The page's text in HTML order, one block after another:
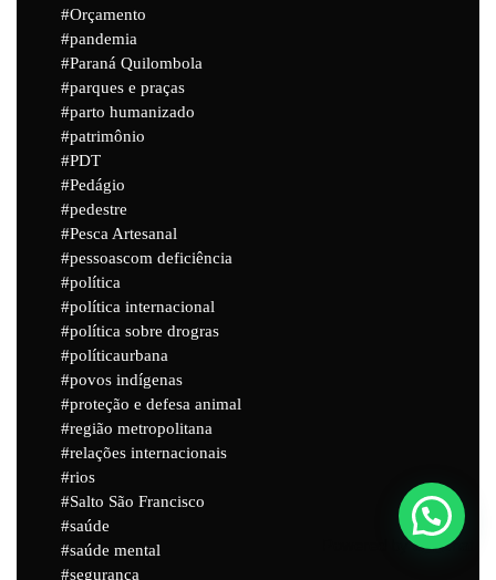
Orçamento
pandemia
Paraná Quilombola
parques e praças
parto humanizado
patrimônio
PDT
Pedágio
pedestre
Pesca Artesanal
pessoascom deficiência
política
política internacional
política sobre drogras
políticaurbana
povos indígenas
proteção e defesa animal
região metropolitana
relações internacionais
rios
Salto São Francisco
saúde
saúde mental
segurança
Powered byJoinchat